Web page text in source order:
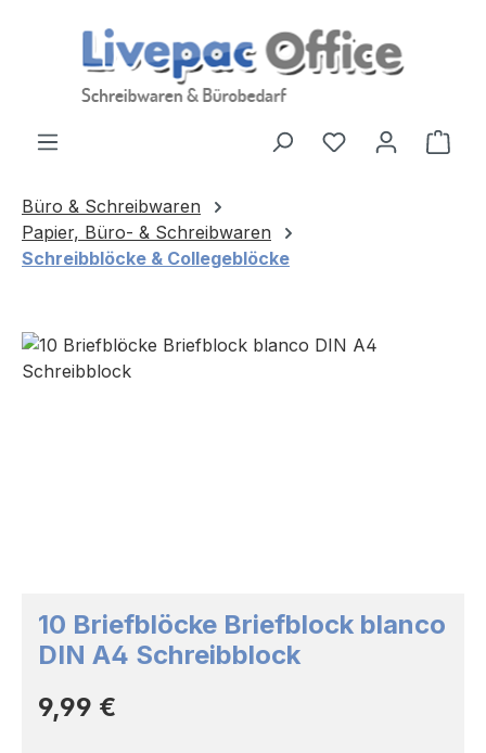
Zum Hauptinhalt springen
Büro & Schreibwaren
Papier, Büro- & Schreibwaren
Schreibblöcke & Collegeblöcke
Bildergalerie überspringen
10 Briefblöcke Briefblock blanco
DIN A4 Schreibblock
Regulärer Preis:
9,99 €